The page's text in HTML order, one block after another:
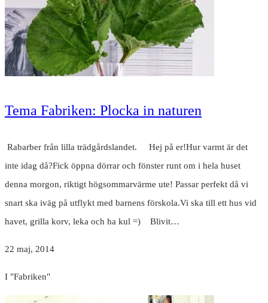
Tema Fabriken: Plocka in naturen
Rabarber från lilla trädgårdslandet. Hej på er!Hur varmt är det
inte idag då?Fick öppna dörrar och fönster runt om i hela huset
denna morgon, riktigt högsommarvärme ute! Passar perfekt då vi
snart ska iväg på utflykt med barnens förskola.Vi ska till ett hus vid
havet, grilla korv, leka och ha kul =) Blivit…
22 maj, 2014
I "Fabriken"